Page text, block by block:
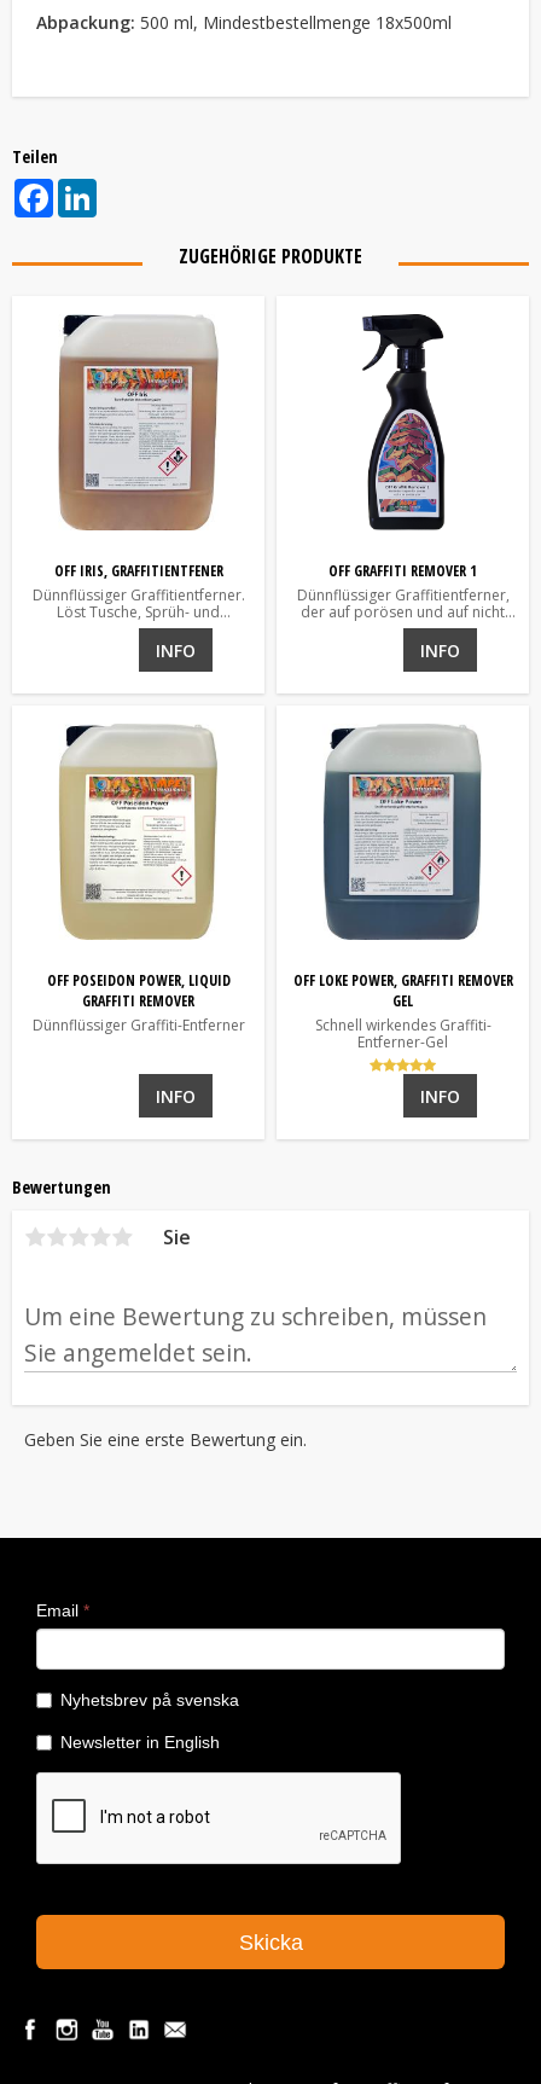
Abpackung: 500 ml, Mindestbestellmenge 18x500ml
Teilen
Facebook
Bewertungen
Sie
Geben Sie eine erste Bewertung ein.
ZUGEHÖRIGE PRODUKTE
OFF IRIS, GRAFFITIENTFENER
Dünnflüssiger Graffitientferner.
Löst Tusche, Sprüh- und
Anilingraffiti.
INFO
OFF GRAFFITI REMOVER 1
Dünnflüssiger Graffitientferner,
der auf porösen und auf nicht
porösen Flächen verwendet
werden kann.
INFO
OFF POSEIDON POWER, LIQUID
GRAFFITI REMOVER
Dünnflüssiger Graffiti-Entferner
INFO
OFF LOKE POWER, GRAFFITI REMOVER
GEL
Schnell wirkendes Graffiti-
Entferner-Gel
INFO